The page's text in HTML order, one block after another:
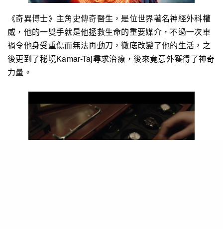
《奇異博士》主角史傳奇醫生，是位世界著名神經外科權
威，他的一雙手就是他拯救生命的重要媒介，不過一次車
禍令他身受重傷而無法再動刀，徹底改變了他的生活，之
後更到了秘境Kamar-Taj尋求治療，後來竟意外獲得了神奇
力量。